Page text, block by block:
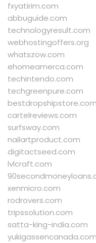
fxyatirim.com
abbuguide.com
technologyresult.com
webhostingoffers.org
whatszow.com
ehomeamerca.com
techintendo.com
techgreenpure.com
bestdropshipstore.com
cartelreviews.com
surfsway.com
nailartproduct.com
digitactseed.com
lvlcraft.com
xenmicro.com
rodrovers.com
tripssolution.com
satta-king-india.com
yukigassencanada.com